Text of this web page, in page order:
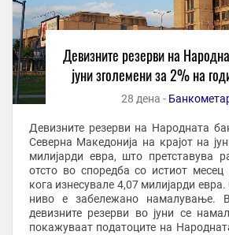
Девизните резерви на
јуни зголемени за 2% на
28 дена -
Девизните резерви на Народната
Северна Македонија на крајот на
милијарди евра, што претставува
отсто во споредба со истиот месец
кога изнесувале 4,07 милијарди
ниво е забележано намалување.
девизните резерви во јуни се
покажуваат податоците на